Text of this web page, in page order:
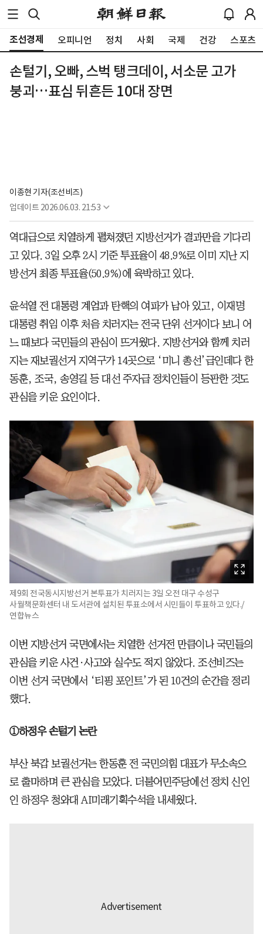
조선경제 오피니언 정치 사회 국제 건강 스포츠
손털기, 오빠, 스벅 탱크데이, 서소문 고가
붕괴…표심 뒤흔든 10대 장면
이종현 기자(조선비즈)
업데이트 2026.06.03. 21:53
역대급으로 치열하게 펼쳐졌던 지방선거가 결과만을 기다리
고 있다. 3일 오후 2시 기준 투표율이 48.9%로 이미 지난 지
방선거 최종 투표율(50.9%)에 육박하고 있다.
윤석열 전 대통령 계엄과 탄핵의 여파가 남아 있고, 이재명
대통령 취임 이후 처음 치러지는 전국 단위 선거이다 보니 어
느 때보다 국민들의 관심이 뜨거웠다. 지방선거와 함께 치러
지는 재보궐선거 지역구가 14곳으로 ‘미니 총선’급인데다 한
동훈, 조국, 송영길 등 대선 주자급 정치인들이 등판한 것도
관심을 키운 요인이다.
제9회 전국동시지방선거 본투표가 치러지는 3일 오전 대구 수성구
사월책문화센터 내 도서관에 설치된 투표소에서 시민들이 투표하고 있다./
연합뉴스
이번 지방선거 국면에서는 치열한 선거전 만큼이나 국민들의
관심을 키운 사건·사고와 실수도 적지 않았다. 조선비즈는
이번 선거 국면에서 ‘티핑 포인트’가 된 10건의 순간을 정리
했다.
①하정우 손털기 논란
부산 북갑 보궐선거는 한동훈 전 국민의힘 대표가 무소속으
로 출마하며 큰 관심을 모았다. 더불어민주당에선 정치 신인
인 하정우 청와대 AI미래기획수석을 내세웠다.